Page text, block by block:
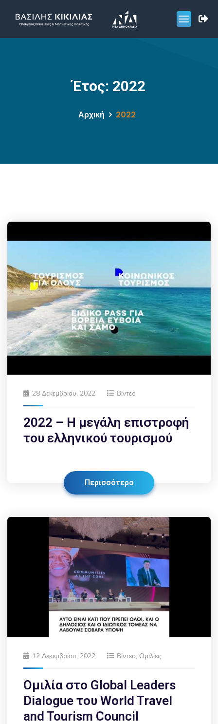
Έτος: 2022
Αρχική 2022
28 Δεκεμβρίου, 2022 Βίντεο
2022 – Η μεγάλη επιστροφή
του ελληνικού τουρισμού
Περισσότερα
12 Δεκεμβρίου, 2022 Βίντεο, Ομιλίες
Ομιλία στο Global Leaders
Dialogue του World Travel
and Tourism Council